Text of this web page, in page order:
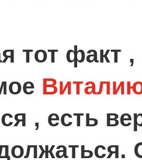
тот факт ,
, есть